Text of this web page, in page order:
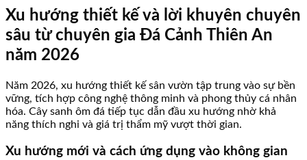
Xu hướng thiết kế và lời khuyên chuyên
sâu từ chuyên gia Đá Cảnh Thiên An
năm 2026
Năm 2026, xu hướng thiết kế sân vườn tập trung vào sự bền
vững, tích hợp công nghệ thông minh và phong thủy cá nhân
hóa. Cây sanh ôm đá tiếp tục dẫn đầu xu hướng nhờ khả
năng thích nghi và giá trị thẩm mỹ vượt thời gian.
Xu hướng mới và cách ứng dụng vào không gian